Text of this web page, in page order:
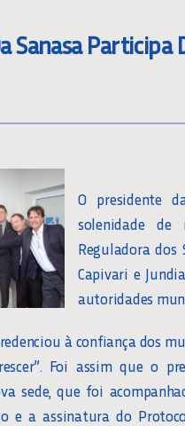
Sanasa Participa
O presidente
solenidade de
Reguladora dos
Capivari e
autoridades
à confiança dos
Foi assim que o
sede, que foi
e a assinatura do